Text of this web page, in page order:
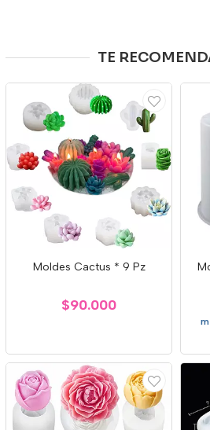
TE
Moldes Cactus * 9 Pz
$90.000